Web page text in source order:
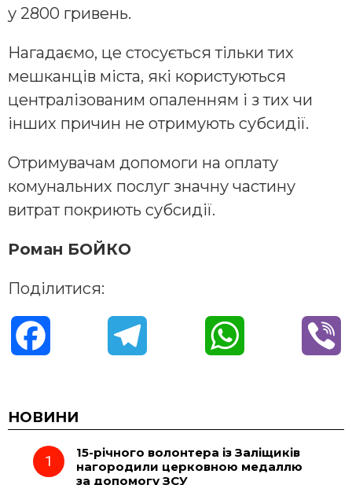
у 2800 гривень.
Нагадаємо, це стосується тільки тих
мешканців міста, які користуються
централізованим опаленням і з тих чи
інших причин не отримують субсидії.
Отримувачам допомоги на оплату
комунальних послуг значну частину
витрат покриють субсидії.
Роман БОЙКО
Поділитися:
c
e e t
НОВИНИ
15-річного волонтера із Заліщиків
нагородили церковною медаллю
за допомогу ЗСУ